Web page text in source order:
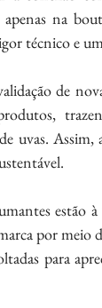
na
técnico e
de
uvas. Assim,
estão
por meio
para